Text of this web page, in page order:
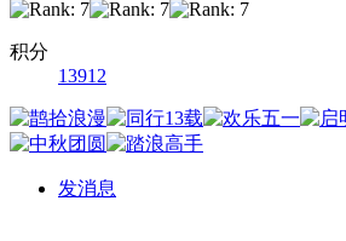
积分
13912
发消息